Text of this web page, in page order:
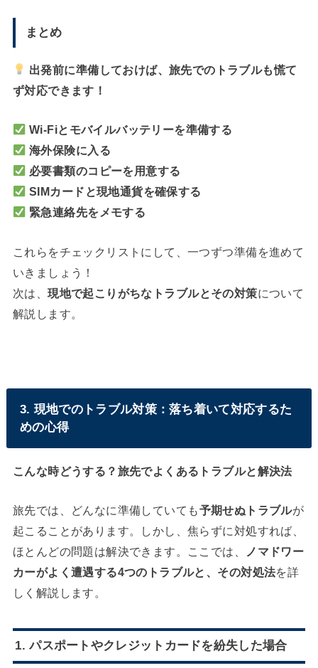
まとめ
出発前に準備しておけば、旅先でのトラブルも慌て
ず対応できます！
Wi-Fiとモバイルバッテリーを準備する
海外保険に入る
必要書類のコピーを用意する
SIMカードと現地通貨を確保する
緊急連絡先をメモする
これらをチェックリストにして、一つずつ準備を進めて
いきましょう！
次は、現地で起こりがちなトラブルとその対策について
解説します。
3. 現地でのトラブル対策：落ち着いて対応するた
めの心得
こんな時どうする？旅先でよくあるトラブルと解決法
旅先では、どんなに準備していても予期せぬトラブルが
起こることがあります。しかし、焦らずに対処すれば、
ほとんどの問題は解決できます。ここでは、
ノマドワー
カーがよく遭遇する4つのトラブルと、その対処法を詳
しく解説します。
1. パスポートやクレジットカードを紛失した場合